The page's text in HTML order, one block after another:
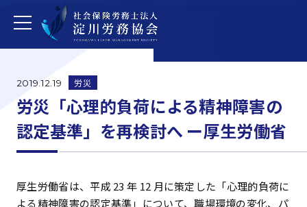
2019.12.19 労災
労災「心理的負荷による精神障害の
認定基準」を再検討へ ー厚生労働省
厚生労働省は、平成 23 年 12 月に策定した「心理的負荷に
よる精神障害の認定基準」について、職場環境の変化、パ